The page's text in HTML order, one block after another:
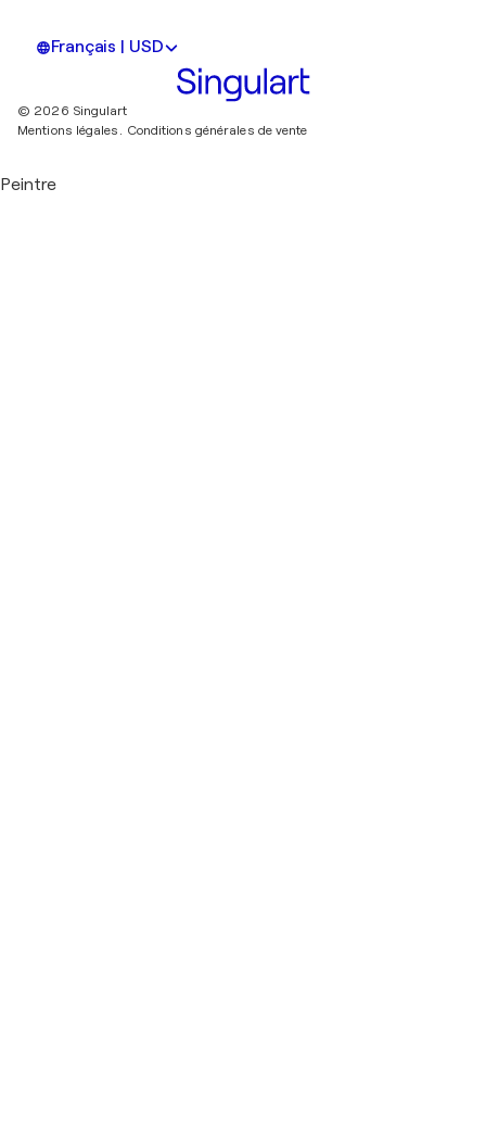
Français | USD
© 2026 Singulart
Mentions légales. Conditions générales de vente
Peintre